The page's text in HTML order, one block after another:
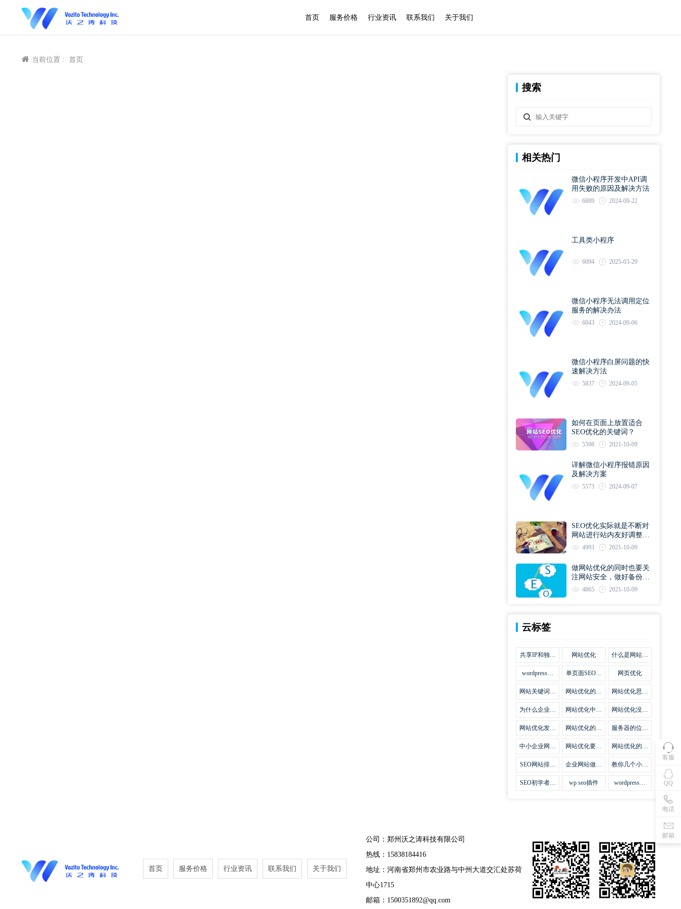
首页 服务价格 行业资讯 联系我们 关于我们
当前位置 : 首页
搜索
相关热门
微信小程序开发中API调
用失败的原因及解决方法
6889 2024-09-22
工具类小程序
6094 2025-03-29
微信小程序无法调用定位
服务的解决办法
6043 2024-09-06
微信小程序白屏问题的快
速解决方法
5837 2024-09-05
如何在页面上放置适合
SEO优化的关键词？
5598 2021-10-09
详解微信小程序报错原因
及解决方案
5573 2024-09-07
SEO优化实际就是不断对
网站进行站内友好调整直
到符合优化规则
4993 2021-10-09
做网站优化的同时也要关
注网站安全，做好备份工
作 4865 2021-10-09
云标签
共享IP和独立
网站优化
什么是网站优
wordpress网
集插件
单页面SEO网
网页优化
网站关键词优
么
网站优化的误
网站优化思路
要
为什么企业网
网站SEO优
网站优化中关
干问题
网站优化没有
味道
网站优化发挥
网站优化的费
服务器的位置
影响
中小企业网站
法
网站优化要不
网站优化的逆
SEO网站排名
法宝
企业网站做好
势
教你几个小技
页优化
SEO初学者，
wp seo插件
wordpress插
客服
QQ
电话
邮箱
首页 服务价格 行业资讯 联系我们 关于我们
公司：郑州沃之涛科技有限公司
热线：15838184416
地址：河南省郑州市农业路与中州大道交汇处苏荷
中心1715
邮箱：1500351892@qq.com